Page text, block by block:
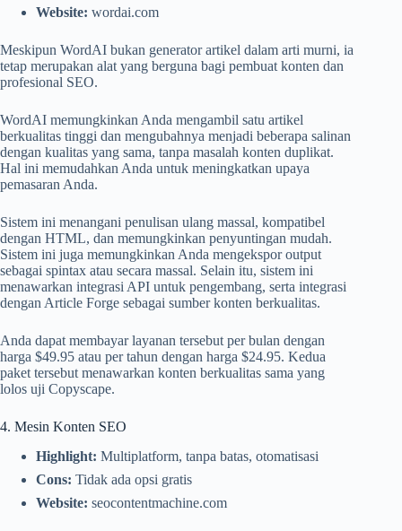
Website: wordai.com
Meskipun WordAI bukan generator artikel dalam arti murni, ia
tetap merupakan alat yang berguna bagi pembuat konten dan
profesional SEO.
WordAI memungkinkan Anda mengambil satu artikel
berkualitas tinggi dan mengubahnya menjadi beberapa salinan
dengan kualitas yang sama, tanpa masalah konten duplikat.
Hal ini memudahkan Anda untuk meningkatkan upaya
pemasaran Anda.
Sistem ini menangani penulisan ulang massal, kompatibel
dengan HTML, dan memungkinkan penyuntingan mudah. ​​
Sistem ini juga memungkinkan Anda mengekspor output
sebagai spintax atau secara massal. Selain itu, sistem ini
menawarkan integrasi API untuk pengembang, serta integrasi
dengan Article Forge sebagai sumber konten berkualitas.
Anda dapat membayar layanan tersebut per bulan dengan
harga $49.95 atau per tahun dengan harga $24.95. Kedua
paket tersebut menawarkan konten berkualitas sama yang
lolos uji Copyscape.
4. Mesin Konten SEO
Highlight: Multiplatform, tanpa batas, otomatisasi
Cons: Tidak ada opsi gratis
Website: seocontentmachine.com